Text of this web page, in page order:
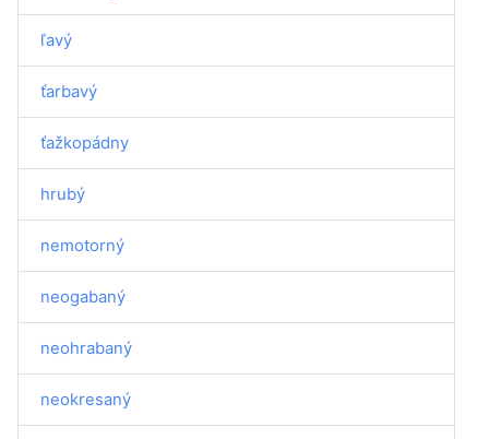
ľavý
ťarbavý
ťažkopádny
hrubý
nemotorný
neogabaný
neohrabaný
neokresaný